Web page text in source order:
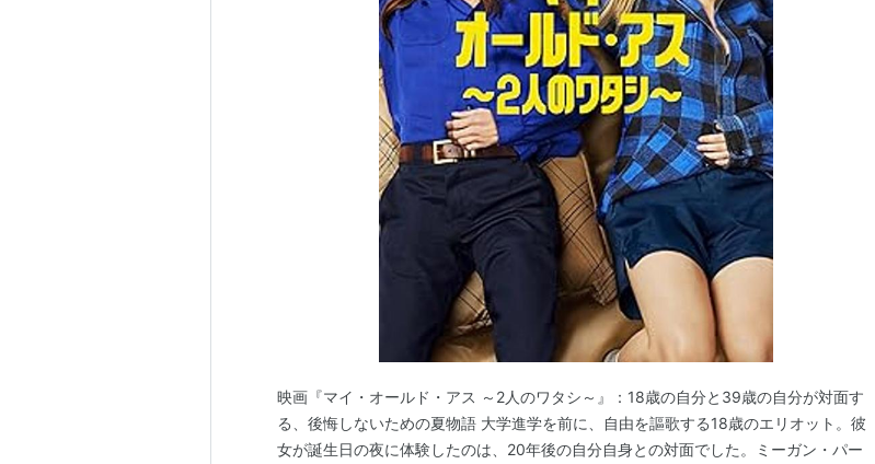
映画『マイ・オールド・アス ～2人のワタシ～』：18歳の自分と39歳の自分が対面す
る、後悔しないための夏物語 大学進学を前に、自由を謳歌する18歳のエリオット。彼
女が誕生日の夜に体験したのは、20年後の自分自身との対面でした。ミーガン・パー